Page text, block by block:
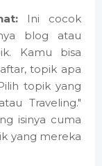
Ini cocok
blog atau
Kamu bisa
topik apa
topik yang
Traveling."
isinya cuma
yang mereka